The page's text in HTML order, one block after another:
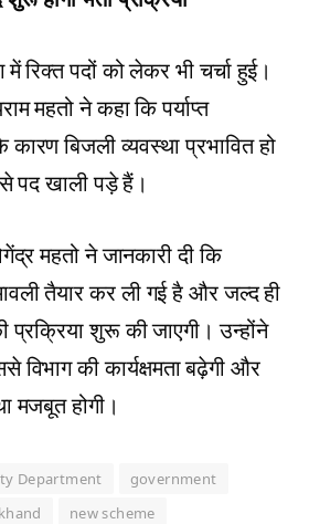
रिक्त पदों को लेकर भी चर्चा हुई।
महतो ने कहा कि पर्याप्त
कारण बिजली व्यवस्था प्रभावित हो
पद खाली पड़े हैं।
महतो ने जानकारी दी कि
तैयार कर ली गई है और जल्द ही
प्रक्रिया शुरू की जाएगी। उन्होंने
विभाग की कार्यक्षमता बढ़ेगी और
मजबूत होगी।
Department
government
new scheme